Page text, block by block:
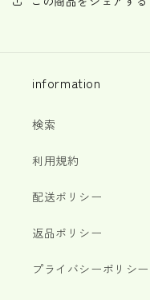
information
検索
利用規約
配送ポリシー
返品ポリシー
プライバシーポリシー